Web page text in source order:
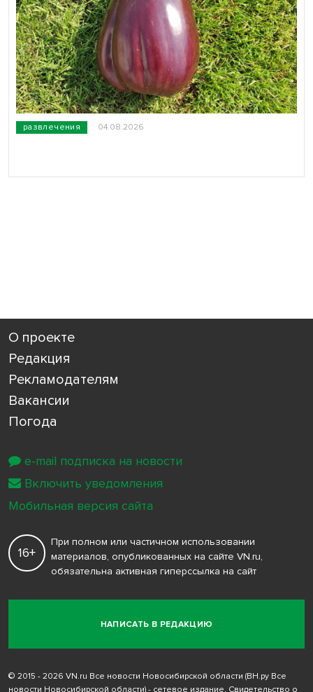
развлечения 04.08.2026
О проекте
Редакция
Рекламодателям
Вакансии
Погода
НАПИСАТЬ В РЕДАКЦИЮ
16+
При полном или частичном использовании
материалов, опубликованных на сайте VN.ru,
обязательна активная гиперссылка на сайт
© 2015 - 2026 VN.ru Все новости Новосибирской области (ВН.ру Все
новости Новосибирской области) - сетевое издание. Свидетельство о
e-mail подписка на новости
Включить уведомления
Мобильная версия сайта